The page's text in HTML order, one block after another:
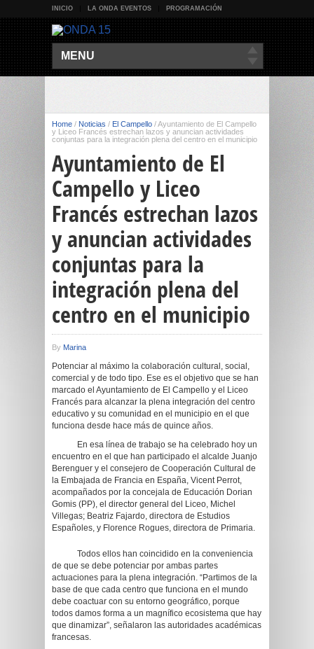
INICIO LA ONDA EVENTOS PROGRAMACIÓN
MENU
Home / Noticias / El Campello /Ayuntamiento de El Campello
y Liceo Francés estrechan lazos y anuncian actividades
conjuntas para la integración plena del centro en el municipio
Ayuntamiento de El
Campello y Liceo
Francés estrechan lazos
y anuncian actividades
conjuntas para la
integración plena del
centro en el municipio
By Marina
Potenciar al máximo la colaboración cultural, social,
comercial y de todo tipo. Ese es el objetivo que se han
marcado el Ayuntamiento de El Campello y el Liceo
Francés para alcanzar la plena integración del centro
educativo y su comunidad en el municipio en el que
funciona desde hace más de quince años.
En esa línea de trabajo se ha celebrado hoy un
encuentro en el que han participado el alcalde Juanjo
Berenguer y el consejero de Cooperación Cultural de
la Embajada de Francia en España, Vicent Perrot,
acompañados por la concejala de Educación Dorian
Gomis (PP), el director general del Liceo, Michel
Villegas; Beatriz Fajardo, directora de Estudios
Españoles, y Florence Rogues, directora de Primaria.
Todos ellos han coincidido en la conveniencia
de que se debe potenciar por ambas partes
actuaciones para la plena integración. “Partimos de la
base de que cada centro que funciona en el mundo
debe coactuar con su entorno geográfico, porque
todos damos forma a un magnífico ecosistema que hay
que dinamizar”, señalaron las autoridades académicas
francesas.